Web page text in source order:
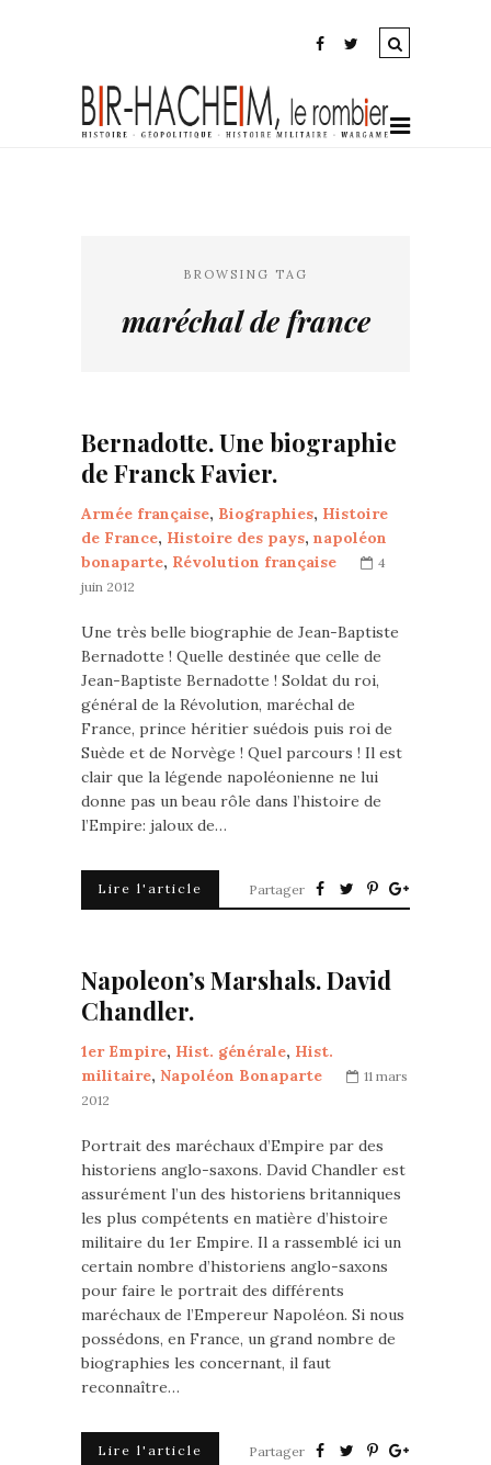
BROWSING TAG
maréchal de france
Bernadotte. Une biographie
de Franck Favier.
Armée française, Biographies, Histoire
de France, Histoire des pays, napoléon
bonaparte, Révolution française
4
juin 2012
Une très belle biographie de Jean-Baptiste
Bernadotte ! Quelle destinée que celle de
Jean-Baptiste Bernadotte ! Soldat du roi,
général de la Révolution, maréchal de
France, prince héritier suédois puis roi de
Suède et de Norvège ! Quel parcours ! Il est
clair que la légende napoléonienne ne lui
donne pas un beau rôle dans l’histoire de
l’Empire: jaloux de…
Lire l'article Partager
Napoleon’s Marshals. David
Chandler.
1er Empire, Hist. générale, Hist.
militaire, Napoléon Bonaparte
11 mars
2012
Portrait des maréchaux d’Empire par des
historiens anglo-saxons. David Chandler est
assurément l’un des historiens britanniques
les plus compétents en matière d’histoire
militaire du 1er Empire. Il a rassemblé ici un
certain nombre d’historiens anglo-saxons
pour faire le portrait des différents
maréchaux de l’Empereur Napoléon. Si nous
possédons, en France, un grand nombre de
biographies les concernant, il faut
reconnaître…
Lire l'article Partager